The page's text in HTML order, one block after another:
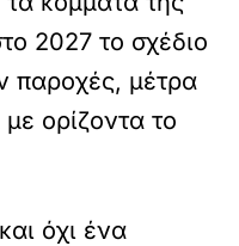
2027 το σχέδιο
παροχές, μέτρα
με ορίζοντα το
όχι ένα